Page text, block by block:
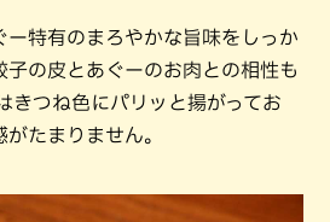
ー特有のまろやかな旨味をしっか
子の皮とあぐーのお肉との相性も
きつね色にパリッと揚がってお
たまりません。